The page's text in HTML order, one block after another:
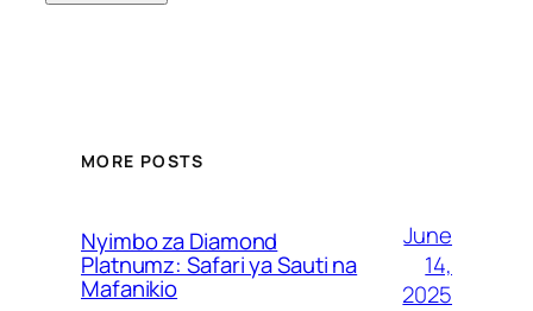
MORE POSTS
Nyimbo za Diamond
Platnumz: Safari ya Sauti na
Mafanikio
June
14,
2025